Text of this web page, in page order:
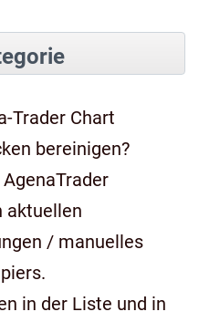
Trader Chart
bereinigen?
aktuellen
/ manuelles
in der Liste und in